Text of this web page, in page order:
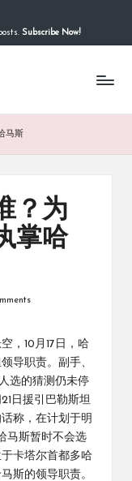
Subscribe Now!
马斯
？为
掌哈
，10月17日，哈
导职责。副手、
选的猜测仍未停
日援引巴勒斯坦
称，在计划于明
马斯暂时不会选
卡塔尔首都多哈
斯的领导职责。